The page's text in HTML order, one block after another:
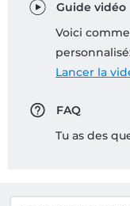
Guide vidéo
Voici
Lancer la
FAQ
Tu as des